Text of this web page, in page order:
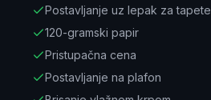
Postavljanje uz lepak za tapete
120-gramski papir
Pristupačna cena
Postavljanje na plafon